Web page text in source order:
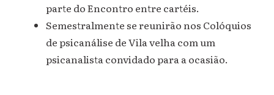
parte do Encontro entre cartéis.
Semestralmente se reunirão nos Colóquios
de psicanálise de Vila velha com um
psicanalista convidado para a ocasião.